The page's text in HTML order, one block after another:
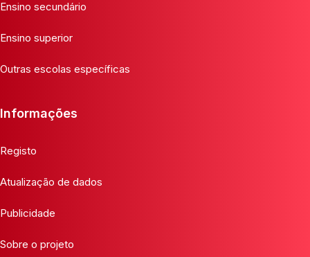
Ensino secundário
Ensino superior
Outras escolas específicas
Informações
Registo
Atualização de dados
Publicidade
Sobre o projeto